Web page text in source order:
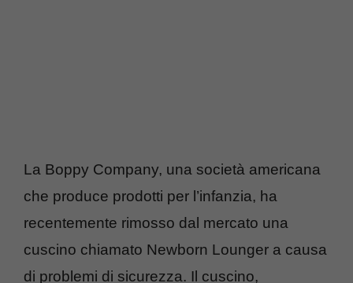
La Boppy Company, una società americana
che produce prodotti per l’infanzia, ha
recentemente rimosso dal mercato una
cuscino chiamato Newborn Lounger a causa
di problemi di sicurezza. Il cuscino,